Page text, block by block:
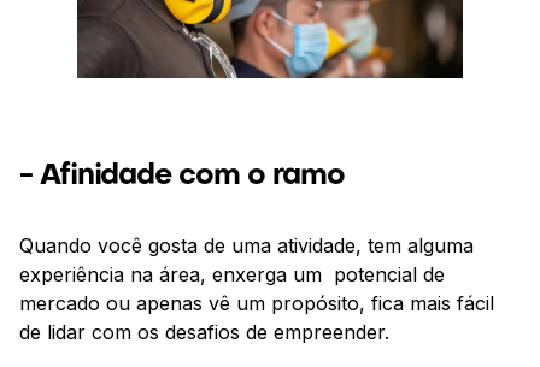
- Afinidade com o ramo
Quando você gosta de uma atividade, tem alguma
experiência na área, enxerga um potencial de
mercado ou apenas vê um propósito, fica mais fácil
de lidar com os desafios de empreender.